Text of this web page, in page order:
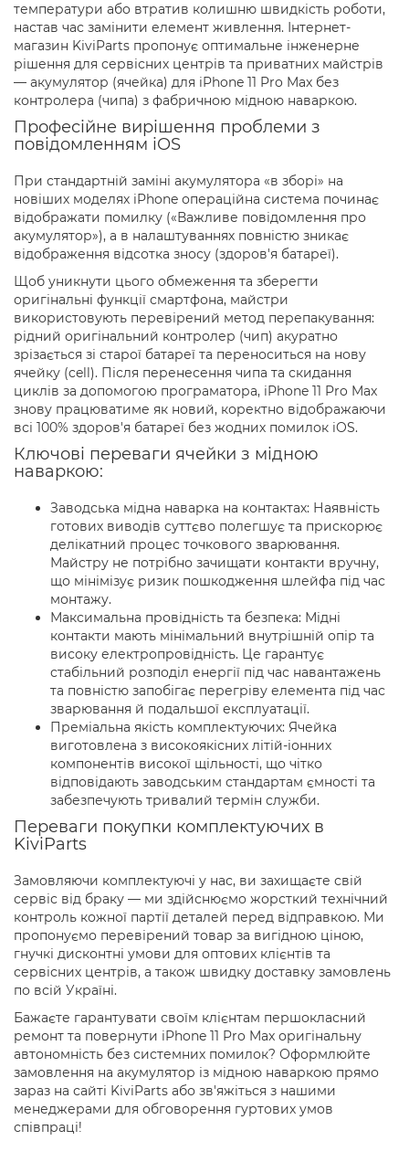
температури або втратив колишню швидкість роботи,
настав час замінити елемент живлення. Інтернет-
магазин KiviParts пропонує оптимальне інженерне
рішення для сервісних центрів та приватних майстрів
— акумулятор (ячейка) для iPhone 11 Pro Max без
контролера (чипа) з фабричною мідною наваркою.
Професійне вирішення проблеми з
повідомленням iOS
При стандартній заміні акумулятора «в зборі» на
новіших моделях iPhone операційна система починає
відображати помилку («Важливе повідомлення про
акумулятор»), а в налаштуваннях повністю зникає
відображення відсотка зносу (здоров'я батареї).
Щоб уникнути цього обмеження та зберегти
оригінальні функції смартфона, майстри
використовують перевірений метод перепакування:
рідний оригінальний контролер (чип) акуратно
зрізається зі старої батареї та переноситься на нову
ячейку (cell). Після перенесення чипа та скидання
циклів за допомогою програматора, iPhone 11 Pro Max
знову працюватиме як новий, коректно відображаючи
всі 100% здоров'я батареї без жодних помилок iOS.
Ключові переваги ячейки з мідною
наваркою:
Заводська мідна наварка на контактах: Наявність
готових виводів суттєво полегшує та прискорює
делікатний процес точкового зварювання.
Майстру не потрібно зачищати контакти вручну,
що мінімізує ризик пошкодження шлейфа під час
монтажу.
Максимальна провідність та безпека: Мідні
контакти мають мінімальний внутрішній опір та
високу електропровідність. Це гарантує
стабільний розподіл енергії під час навантажень
та повністю запобігає перегріву елемента під час
зварювання й подальшої експлуатації.
Преміальна якість комплектуючих: Ячейка
виготовлена з високоякісних літій-іонних
компонентів високої щільності, що чітко
відповідають заводським стандартам ємності та
забезпечують тривалий термін служби.
Переваги покупки комплектуючих в
KiviParts
Замовляючи комплектуючі у нас, ви захищаєте свій
сервіс від браку — ми здійснюємо жорсткий технічний
контроль кожної партії деталей перед відправкою. Ми
пропонуємо перевірений товар за вигідною ціною,
гнучкі дисконтні умови для оптових клієнтів та
сервісних центрів, а також швидку доставку замовлень
по всій Україні.
Бажаєте гарантувати своїм клієнтам першокласний
ремонт та повернути iPhone 11 Pro Max оригінальну
автономність без системних помилок? Оформлюйте
замовлення на акумулятор із мідною наваркою прямо
зараз на сайті KiviParts або зв'яжіться з нашими
менеджерами для обговорення гуртових умов
співпраці!